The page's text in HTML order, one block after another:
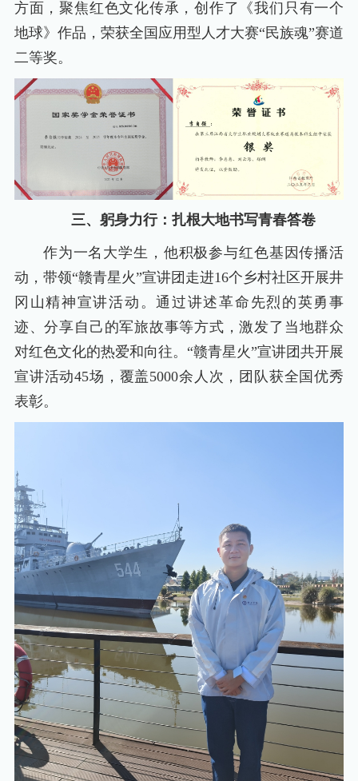
方面，聚焦红色文化传承，创作了《我们只有一个
地球》作品，荣获全国应用型人才大赛“民族魂”赛道
二等奖。
三、躬身力行：扎根大地书写青春答卷
作为一名大学生，他积极参与红色基因传播活
动，带领“赣青星火”宣讲团走进16个乡村社区开展井
冈山精神宣讲活动。通过讲述革命先烈的英勇事
迹、分享自己的军旅故事等方式，激发了当地群众
对红色文化的热爱和向往。“赣青星火”宣讲团共开展
宣讲活动45场，覆盖5000余人次，团队获全国优秀
表彰。